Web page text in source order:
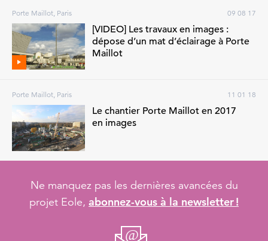
Porte Maillot, Paris 09 08 17
[VIDEO] Les travaux en images :
dépose d’un mat d’éclairage à Porte
Maillot
Porte Maillot, Paris 11 01 18
Le chantier Porte Maillot en 2017
en images
Ne manquez pas les dernières avancées du
projet Eole, abonnez-vous à la newsletter !